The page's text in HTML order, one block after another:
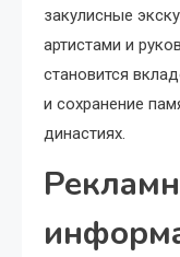
закулисные
артистами и
становится
и сохранение
династиях.